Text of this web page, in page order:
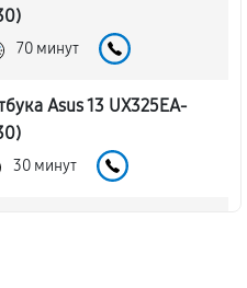
70 минут
Asus 13 UX325EA-
30 минут